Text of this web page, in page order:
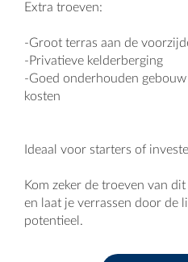
Extra troeven:
-Groot terras aan de
-Privatieve kelderberging
-Goed onderhouden
kosten
Ideaal voor starters of
Kom zeker de troeven van
en laat je verrassen door de
potentieel.